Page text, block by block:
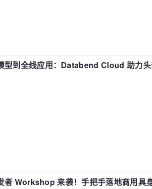
型到全线应用：Databend Cloud 助力
者 Workshop 来袭！手把手落地商用具